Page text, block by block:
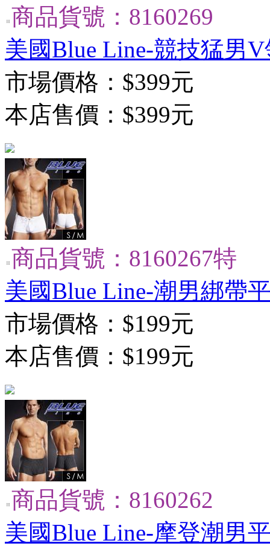
商品貨號：8160269
美國Blue Line-競技猛男
市場價格： $399元
本店售價： $399元
商品貨號：8160267特
美國Blue Line-潮男綁帶
市場價格： $199元
本店售價： $199元
商品貨號：8160262
美國Blue Line-摩登潮男